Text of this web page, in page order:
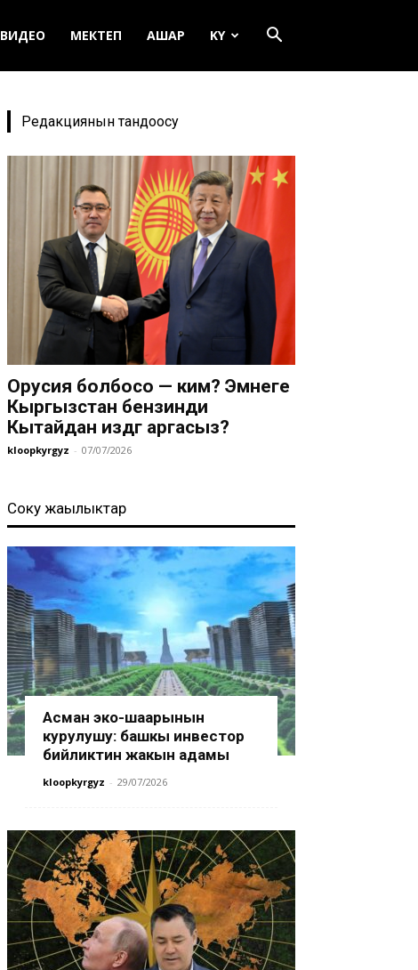
ВИДЕО МЕКТЕП АШАР KY
Редакциянын тандоосу
Орусия болбосо — ким? Эмнеге
Кыргызстан бензинди
Кытайдан издөөгө аргасыз?
kloopkyrgyz - 07/07/2026
Соңку жаңылыктар
Асман эко-шаарынын
курулушу: башкы инвестор
бийликтин жакын адамы
kloopkyrgyz - 29/07/2026